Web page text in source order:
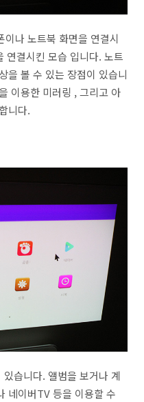
이나 노트북 화면을 연결시
연결시킨 모습 입니다. 노트
을 볼 수 있는 장점이 있습니
이용한 미러링 , 그리고 아
니다.
습니다. 앨범을 보거나 계
네이버TV 등을 이용할 수